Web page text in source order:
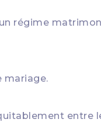
régime
mariage.
entre